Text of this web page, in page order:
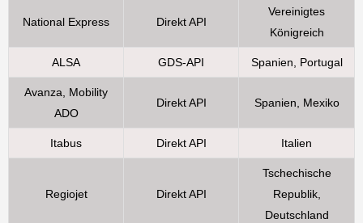
National Express Direkt API
Vereinigtes
Königreich
ALSA GDS-API Spanien, Portugal
Avanza, Mobility
ADO
Direkt API Spanien, Mexiko
Itabus Direkt API Italien
Regiojet Direkt API
Tschechische
Republik,
Deutschland